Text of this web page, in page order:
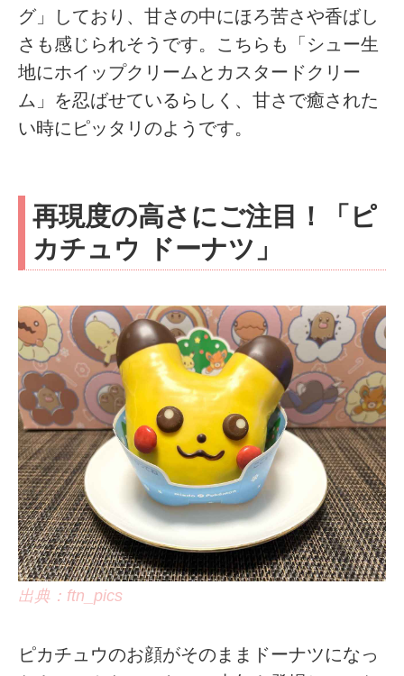
グ」しており、甘さの中にほろ苦さや香ばし
さも感じられそうです。こちらも「シュー生
地にホイップクリームとカスタードクリー
ム」を忍ばせているらしく、甘さで癒された
い時にピッタリのようです。
再現度の高さにご注目！「ピ
カチュウ ドーナツ」
出典：ftn_pics
ピカチュウのお顔がそのままドーナツになっ